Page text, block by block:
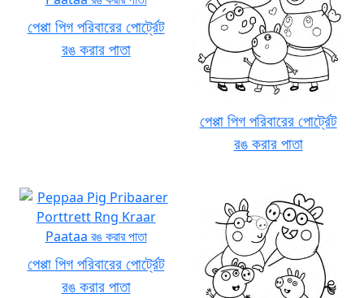
পেপ্পা পিগ পরিবারের পোর্ট্রেট
রঙ করার পাতা
পেপ্পা পিগ পরিবারের পোর্ট্রেট
রঙ করার পাতা
পেপ্পা পিগ পরিবারের পোর্ট্রেট
রঙ করার পাতা